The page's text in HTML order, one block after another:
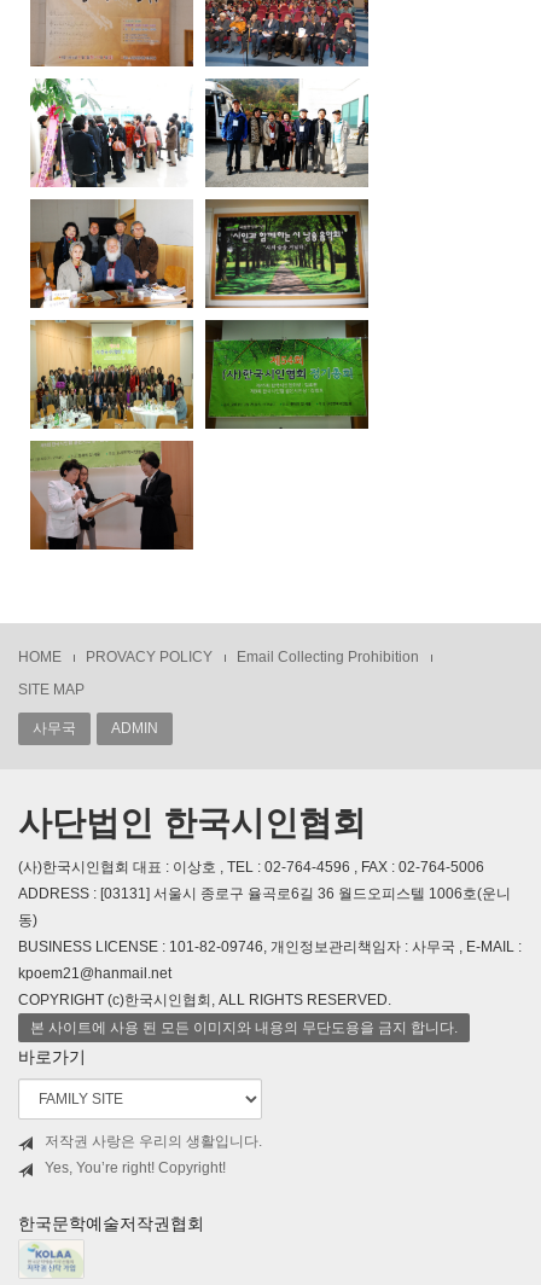
HOME PROVACY POLICY
Email Collecting Prohibition
SITE MAP
사무국 ADMIN
사단법인 한국시인협회
(사)한국시인협회 대표 : 이상호 , TEL : 02-764-4596 , FAX : 02-764-5006
ADDRESS : [03131] 서울시 종로구 율곡로6길 36 월드오피스텔 1006호(운니
동)
BUSINESS LICENSE : 101-82-09746, 개인정보관리책임자 : 사무국 , E-MAIL :
kpoem21@hanmail.net
COPYRIGHT (c)한국시인협회, ALL RIGHTS RESERVED.
본 사이트에 사용 된 모든 이미지와 내용의 무단도용을 금지 합니다.
바로가기
저작권 사랑은 우리의 생활입니다.
Yes, You’re right! Copyright!
한국문학예술저작권협회